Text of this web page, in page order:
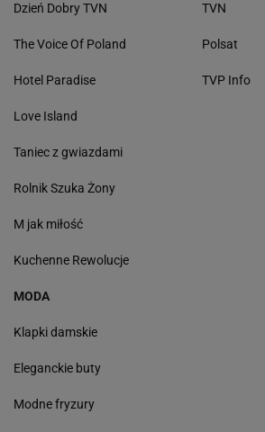
Dzień Dobry TVN
The Voice Of Poland
Hotel Paradise
Love Island
Taniec z gwiazdami
Rolnik Szuka Żony
M jak miłość
Kuchenne Rewolucje
TVN
Polsat
TVP Info
MODA
Klapki damskie
Eleganckie buty
Modne fryzury